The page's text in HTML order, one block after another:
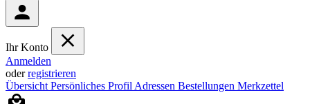
Ihr Konto
Anmelden
oderregistrieren
Übersicht Persönliches Profil Adressen Bestellungen Merkzettel